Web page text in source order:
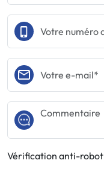
Vérification anti-robot